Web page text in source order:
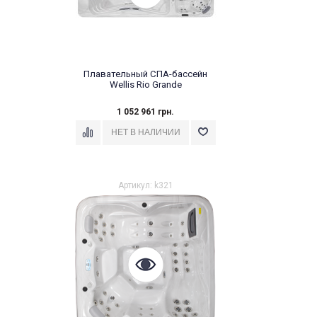
Плавательный СПА-бассейн
Wellis Rio Grande
1 052 961 грн.
Артикул: k321